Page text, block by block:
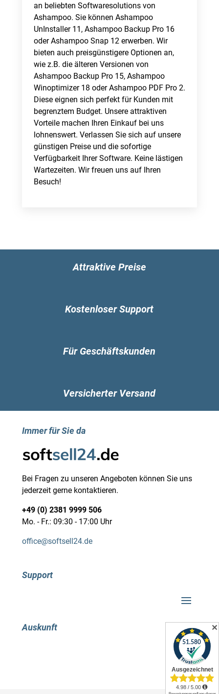
an beliebten Softwaresolutions von
Ashampoo. Sie können Ashampoo
UnInstaller 11, Ashampoo Backup Pro 16
oder Ashampoo Snap 12 erwerben. Wir
bieten auch preisgünstigere Optionen an,
wie z.B. die älteren Versionen von
Ashampoo Backup Pro 15, Ashampoo
Winoptimizer 18 oder Ashampoo PDF Pro 2.
Diese eignen sich perfekt für Kunden mit
begrenztem Budget. Unsere attraktiven
Vorteile machen Ihren Einkauf bei uns
lohnenswert. Verlassen Sie sich auf unsere
günstigen Preise und die sofortige
Verfügbarkeit Ihrer Software. Keine lästigen
Wartezeiten. Wir freuen uns auf Ihren
Besuch!
Attraktive Preise
Kostenloser Support
Für Geschäftskunden
Versicherter Versand
Immer für Sie da
Bei Fragen zu unseren Angeboten können Sie uns
jederzeit gerne kontaktieren.
+49 (0) 2381 9999 506
Mo. - Fr.: 09:30 - 17:00 Uhr
office@softsell24.de
Support
Auskunft ✕